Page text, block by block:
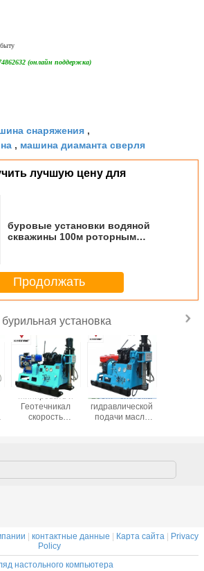
(онлайн поддержка)
снаряжения ,
, машина диаманта сверля
лучшую цену для
буровые установки водяной
скважины 100м роторным
Продолжать
установка
Минировать и
Геотечникал
скорость
сверла
200m - система
гидравлической
подачи масла
| контактные данные | Карта сайта | Privacy
Policy
настольного компьютера